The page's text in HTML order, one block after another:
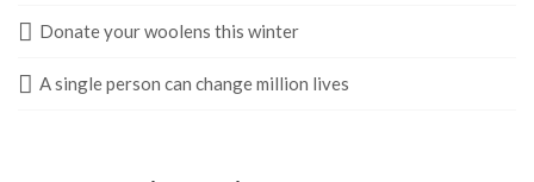
Donate your woolens this winter
A single person can change million lives